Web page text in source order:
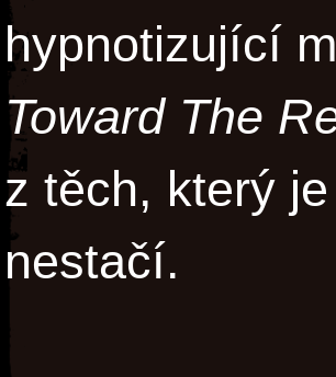
hypnotizující
Toward The
z těch, který
nestačí.